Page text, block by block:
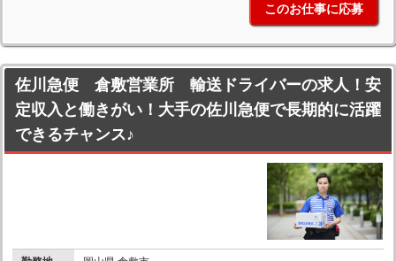
このお仕事に応募
佐川急便 倉敷営業所 輸送ドライバーの求人！安
定収入と働きがい！大手の佐川急便で長期的に活躍
できるチャンス♪